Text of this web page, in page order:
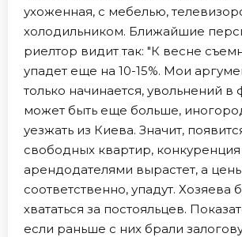
ухоженная, с мебелью,
холодильником. Ближайшие
риелтор видит так: "К весне
упадет еще на 10-15%. Мои
только начинается, увольнений в
может быть еще больше,
уезжать из Киева. Значит,
свободных квартир,
арендодателями вырастет, а
соответственно, упадут. Хозяева
хвататься за постояльцев.
если раньше с них брали